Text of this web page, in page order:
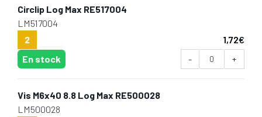
Circlip Log Max RE517004
LM517004
2
1,72€
En stock
- +
Vis M6x40 8.8 Log Max RE500028
LM500028